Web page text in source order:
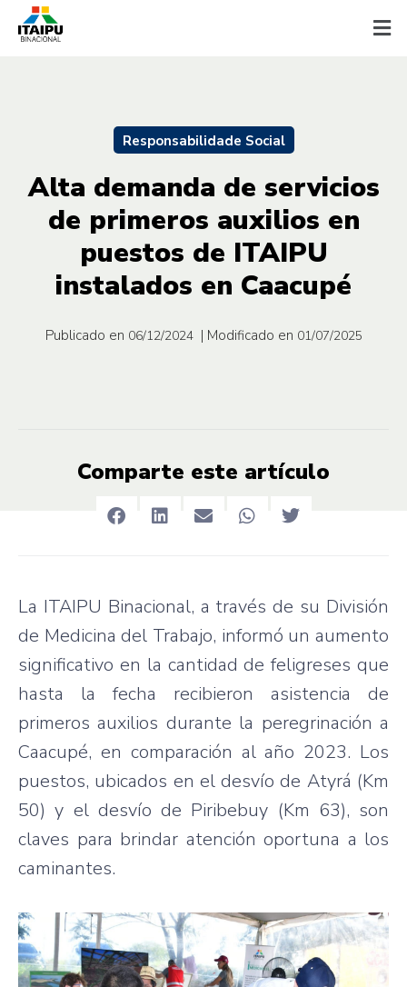
Responsabilidade Social
Alta demanda de servicios
de primeros auxilios en
puestos de ITAIPU
instalados en Caacupé
Publicado en 06/12/2024 | Modificado en 01/07/2025
Comparte este artículo
La ITAIPU Binacional, a través de su División
de Medicina del Trabajo, informó un aumento
significativo en la cantidad de feligreses que
hasta la fecha recibieron asistencia de
primeros auxilios durante la peregrinación a
Caacupé, en comparación al año 2023. Los
puestos, ubicados en el desvío de Atyrá (Km
50) y el desvío de Piribebuy (Km 63), son
claves para brindar atención oportuna a los
caminantes.